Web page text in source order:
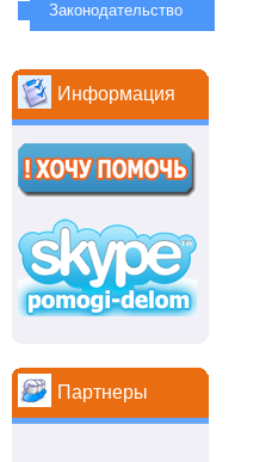
Законодательство
Информация
Партнеры